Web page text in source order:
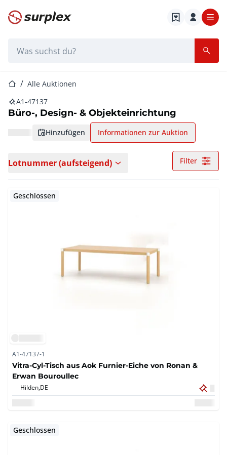
Startseite
StartseiteAlle Auktionen
A1-47137
Büro-, Design- & Objekteinrichtung
hinzufügen Informationen zur Auktion
Lotnummer (aufsteigend) Filter
Geschlossen
A1-47137-1
Vitra-Cyl-Tisch aus Aok Furnier-Eiche von Ronan &
Erwan Bouroullec
Hilden,DE
Geschlossen